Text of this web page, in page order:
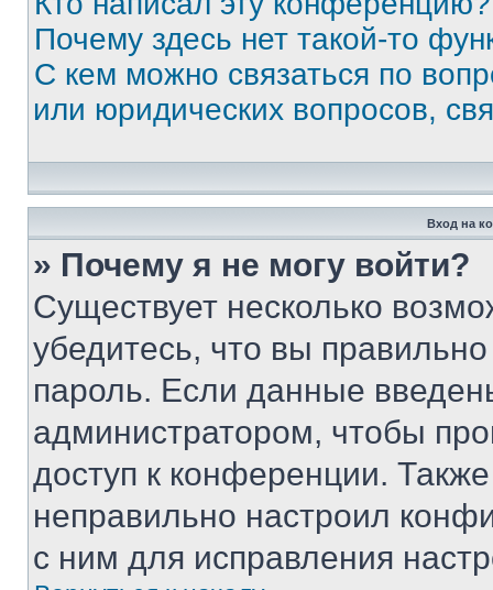
Почему здесь нет такой-то
С кем можно связаться по
или юридических вопросов,
Вход на
» Почему я не могу войти?
Существует несколько
убедитесь, что вы
пароль. Если данные
администратором, чтобы
доступ к конференции.
неправильно настроил
с ним для исправления